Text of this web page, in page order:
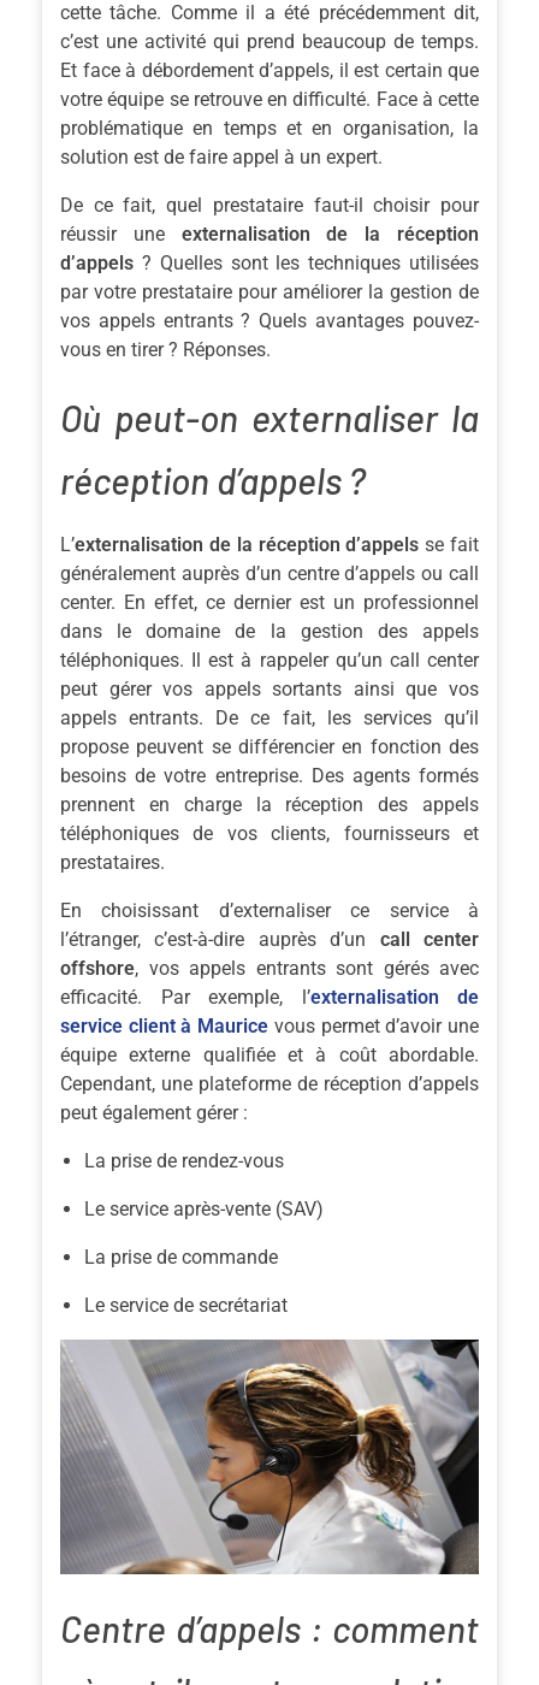
cette tâche. Comme il a été précédemment dit,
c’est une activité qui prend beaucoup de temps.
Et face à débordement d’appels, il est certain que
votre équipe se retrouve en difficulté. Face à cette
problématique en temps et en organisation, la
solution est de faire appel à un expert.
De ce fait, quel prestataire faut-il choisir pour
réussir une externalisation de la réception
d’appels ? Quelles sont les techniques utilisées
par votre prestataire pour améliorer la gestion de
vos appels entrants ? Quels avantages pouvez-
vous en tirer ? Réponses.
Où peut-on externaliser la
réception d’appels ?
L’externalisation de la réception d’appelsse fait
généralement auprès d’un centre d’appels ou call
center. En effet, ce dernier est un professionnel
dans le domaine de la gestion des appels
téléphoniques. Il est à rappeler qu’un call center
peut gérer vos appels sortants ainsi que vos
appels entrants. De ce fait, les services qu’il
propose peuvent se différencier en fonction des
besoins de votre entreprise. Des agents formés
prennent en charge la réception des appels
téléphoniques de vos clients, fournisseurs et
prestataires.
En choisissant d’externaliser ce service à
l’étranger, c’est-à-dire auprès d’un call center
offshore, vos appels entrants sont gérés avec
efficacité. Par exemple, l’externalisation de
service client à Maurice vous permet d’avoir une
équipe externe qualifiée et à coût abordable.
Cependant, une plateforme de réception d’appels
peut également gérer :
La prise de rendez-vous
Le service après-vente (SAV)
La prise de commande
Le service de secrétariat
Centre d’appels : comment